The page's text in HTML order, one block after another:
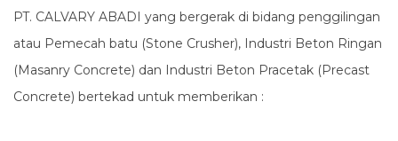
PT. CALVARY ABADI yang bergerak di bidang penggilingan
atau Pemecah batu (Stone Crusher), Industri Beton Ringan
(Masanry Concrete) dan Industri Beton Pracetak (Precast
Concrete) bertekad untuk memberikan :